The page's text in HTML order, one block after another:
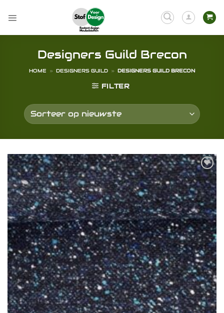
naar
Designers Guild Brecon
HOME » DESIGNERS GUILD » DESIGNERS GUILD BRECON
FILTER
Toevoegen
aan
verlanglijst